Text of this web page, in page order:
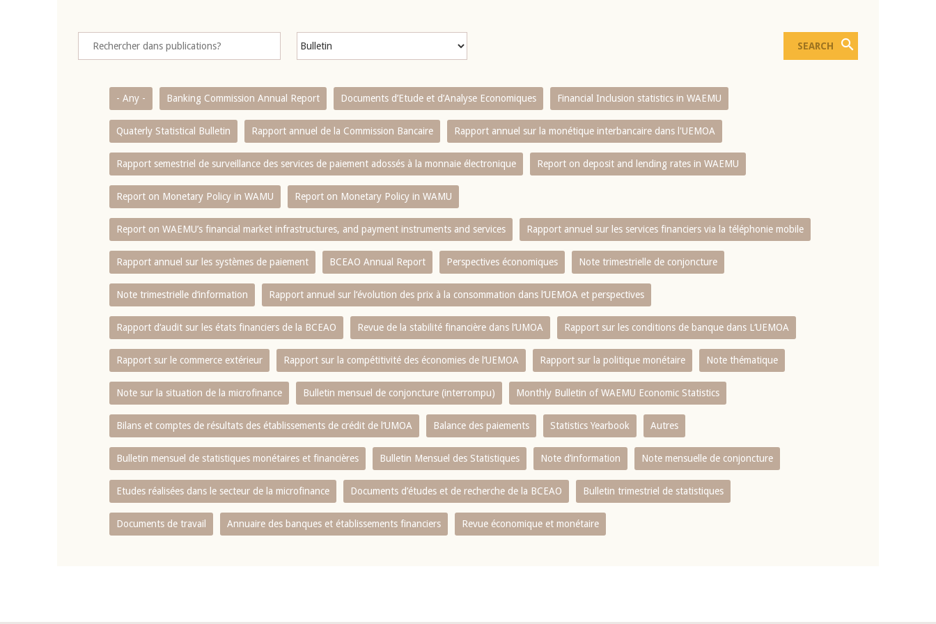
- Any - Banking Commission Annual Report Documents d’Etude et d’Analyse Economiques Financial Inclusion statistics in WAEMU
Quaterly Statistical Bulletin Rapport annuel de la Commission Bancaire Rapport annuel sur la monétique interbancaire dans l'UEMOA
Rapport semestriel de surveillance des services de paiement adossés à la monnaie électronique Report on deposit and lending rates in WAEMU
Report on Monetary Policy in WAMU Report on Monetary Policy in WAMU
Report on WAEMU’s financial market infrastructures, and payment instruments and services Rapport annuel sur les services financiers via la téléphonie mobile
Rapport annuel sur les systèmes de paiement BCEAO Annual Report Perspectives économiques Note trimestrielle de conjoncture
Note trimestrielle d‘information Rapport annuel sur l‘évolution des prix à la consommation dans l‘UEMOA et perspectives
Rapport d‘audit sur les états financiers de la BCEAO Revue de la stabilité financière dans l‘UMOA Rapport sur les conditions de banque dans L‘UEMOA
Rapport sur le commerce extérieur Rapport sur la compétitivité des économies de l‘UEMOA Rapport sur la politique monétaire Note thématique
Note sur la situation de la microfinance Bulletin mensuel de conjoncture (interrompu) Monthly Bulletin of WAEMU Economic Statistics
Bilans et comptes de résultats des établissements de crédit de l‘UMOA Balance des paiements Statistics Yearbook Autres
Bulletin mensuel de statistiques monétaires et financières Bulletin Mensuel des Statistiques Note d’information Note mensuelle de conjoncture
Etudes réalisées dans le secteur de la microfinance Documents d’études et de recherche de la BCEAO Bulletin trimestriel de statistiques
Documents de travail Annuaire des banques et établissements financiers Revue économique et monétaire